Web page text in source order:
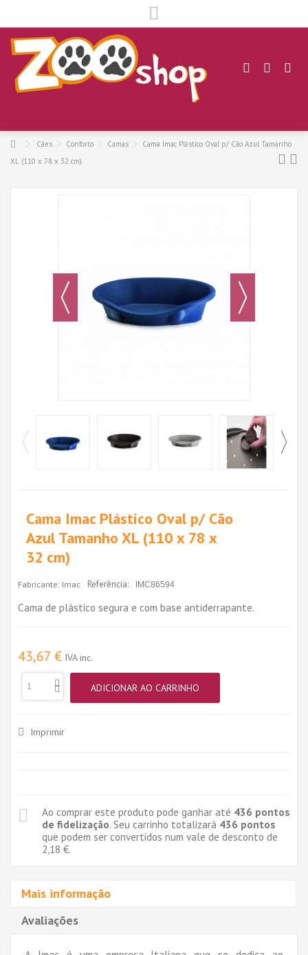
Cães Conforto Camas
Cama Imac Plástico Oval p/ Cão Azul Tamanho
XL (110 x 78 x 32 cm)
Cama Imac Plástico Oval p/ Cão
Azul Tamanho XL (110 x 78 x
32 cm)
Fabricante: Imac Referência: IMC86594
Cama de plástico segura e com base antiderrapante.
43,67 € IVA inc.
ADICIONAR AO CARRINHO
Imprimir
Ao comprar este produto pode ganhar até 436 pontos
de fidelização. Seu carrinho totalizará 436 pontos
que podem ser convertidos num vale de desconto de
2,18 €.
Mais informação
Avaliações